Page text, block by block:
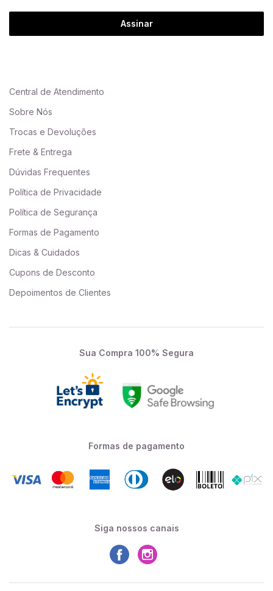
Assinar
Central de Atendimento
Sobre Nós
Trocas e Devoluções
Frete & Entrega
Dúvidas Frequentes
Política de Privacidade
Política de Segurança
Formas de Pagamento
Dicas & Cuidados
Cupons de Desconto
Depoimentos de Clientes
Sua Compra 100% Segura
Formas de pagamento
Siga nossos canais